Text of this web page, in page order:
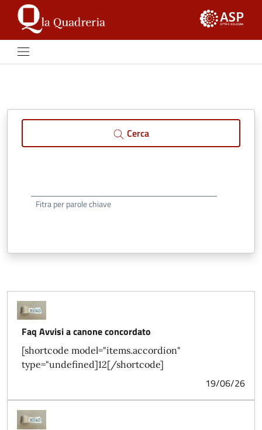
Vai ai contenuti
Vai al footer
Cerca
Fitra per parole chiave
Faq Avvisi a canone concordato
[shortcode model="items.accordion"
type="undefined]12[/shortcode]
19/06/26